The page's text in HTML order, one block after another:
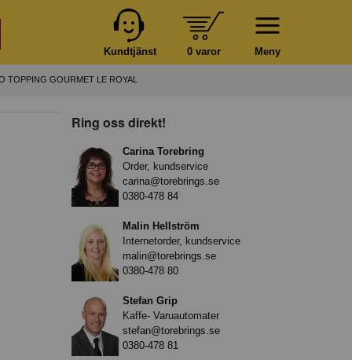
Meny
0 varor
Kundtjänst
TOPPING GOURMET LE ROYAL
Ring oss direkt!
Carina Torebring
Order, kundservice
carina@torebrings.se
0380-478 84
Malin Hellström
Internetorder, kundservice
malin@torebrings.se
0380-478 80
Stefan Grip
Kaffe- Varuautomater
stefan@torebrings.se
0380-478 81